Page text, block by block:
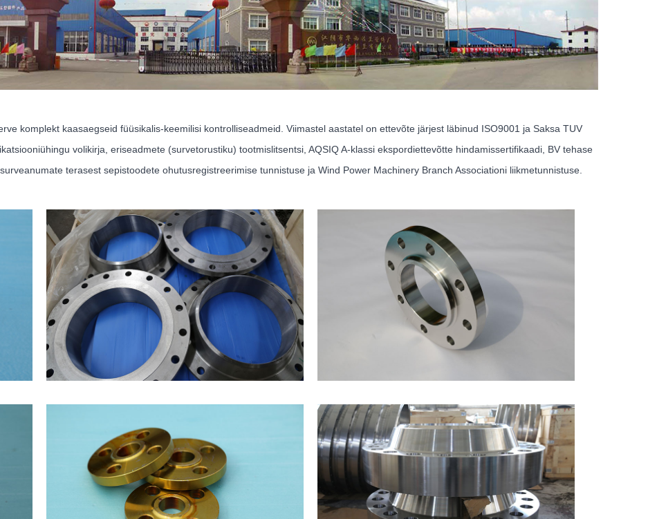
komplekt kaasaegseid füüsikalis-keemilisi kontrolliseadmeid. Viimastel aastatel on ettevõte järjest läbinud ISO9001 ja Saksa TUV
volikirja, eriseadmete (survetorustiku) tootmislitsentsi, AQSIQ A-klassi ekspordiettevõtte hindamissertifikaadi, BV tehase
terasest sepistoodete ohutusregistreerimise tunnistuse ja Wind Power Machinery Branch Associationi liikmetunnistuse.